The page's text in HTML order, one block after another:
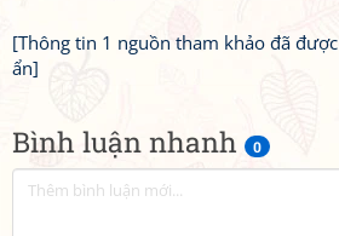
Bình luận nhanh 0
[Thông tin 1 nguồn tham khảo đã được
ẩn]